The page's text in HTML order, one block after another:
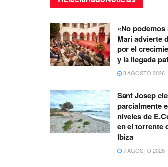
«No
Marí advierte
por el
y la llegada
8 AGOSTO 2026
Sant Josep
parcialmente
niveles de
en el torrente
Ibiza
7 AGOSTO 2026